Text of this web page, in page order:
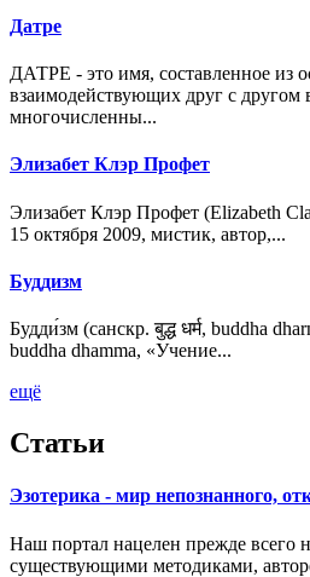
Датре
ДАТРЕ - это имя, составленное из
взаимодействующих друг с
многочисленны...
Элизабет Клэр Профет
Элизабет Клэр Профет (Elizabeth
15 октября 2009, мистик, автор,...
Буддизм
Будди́зм (санскр. बुद्ध धर्म, buddha
buddha dhamma, «Учение...
ещё
Статьи
Эзотерика - мир непознанного,
Наш портал нацелен прежде всего
существующими методиками,